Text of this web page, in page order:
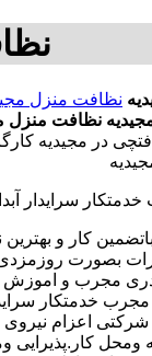
نظافت منزل
نظافت منزل
در
سرایدار
کار و
بصورت
مجرب و
مجرب خدمتکار
اعزام
ومحل